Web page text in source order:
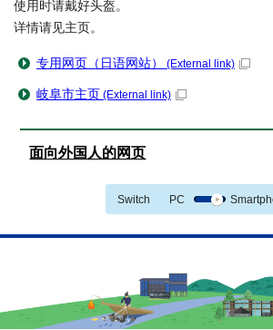
使用时请戴好头盔。
详情请见主页。
专用网页（日语网站） (External link)
岐阜市主页 (External link)
面向外国人的网页
Switch PC